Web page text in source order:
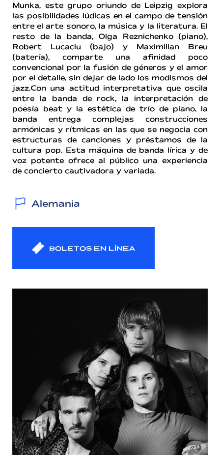
Munka, este grupo oriundo de Leipzig explora
las posibilidades lúdicas en el campo de tensión
entre el arte sonoro, la música y la literatura. El
resto de la banda, Olga Reznichenko (piano),
Robert Lucaciu (bajo) y Maximilian Breu
(batería), comparte una afinidad poco
convencional por la fusión de géneros y el amor
por el detalle, sin dejar de lado los modismos del
jazz.Con una actitud interpretativa que oscila
entre la banda de rock, la interpretación de
poesía beat y la estética de trío de piano, la
banda entrega complejas construcciones
armónicas y rítmicas en las que se negocia con
estructuras de canciones y préstamos de la
cultura pop. Esta máquina de banda lírica y de
voz potente ofrece al público una experiencia
de concierto cautivadora y variada.
Alemania
BOLETOS EN LÍNEA